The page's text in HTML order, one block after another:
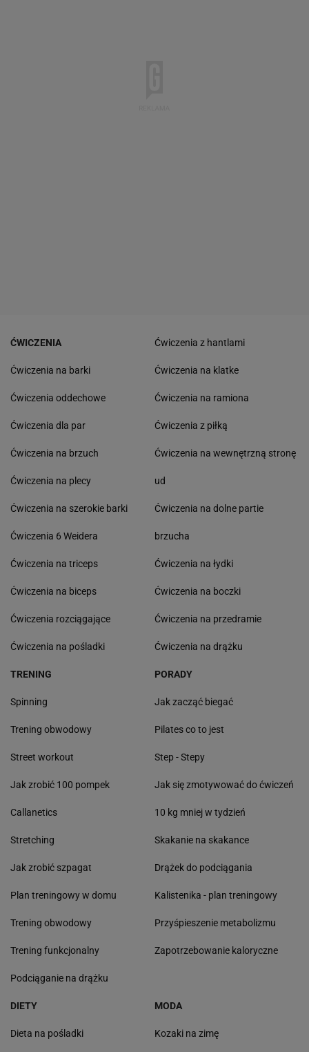
ĆWICZENIA
Ćwiczenia na barki
Ćwiczenia oddechowe
Ćwiczenia dla par
Ćwiczenia na brzuch
Ćwiczenia na plecy
Ćwiczenia na szerokie barki
Ćwiczenia 6 Weidera
Ćwiczenia na triceps
Ćwiczenia na biceps
Ćwiczenia rozciągające
Ćwiczenia na pośladki
Ćwiczenia z hantlami
Ćwiczenia na klatke
Ćwiczenia na ramiona
Ćwiczenia z piłką
Ćwiczenia na wewnętrzną stronę
ud
Ćwiczenia na dolne partie
brzucha
Ćwiczenia na łydki
Ćwiczenia na boczki
Ćwiczenia na przedramie
Ćwiczenia na drążku
TRENING
Spinning
Trening obwodowy
Street workout
Jak zrobić 100 pompek
Callanetics
Stretching
Jak zrobić szpagat
Plan treningowy w domu
Trening obwodowy
Trening funkcjonalny
Podciąganie na drążku
PORADY
Jak zacząć biegać
Pilates co to jest
Step - Stepy
Jak się zmotywować do ćwiczeń
10 kg mniej w tydzień
Skakanie na skakance
Drążek do podciągania
Kalistenika - plan treningowy
Przyśpieszenie metabolizmu
Zapotrzebowanie kaloryczne
DIETY
Dieta na pośladki
MODA
Kozaki na zimę